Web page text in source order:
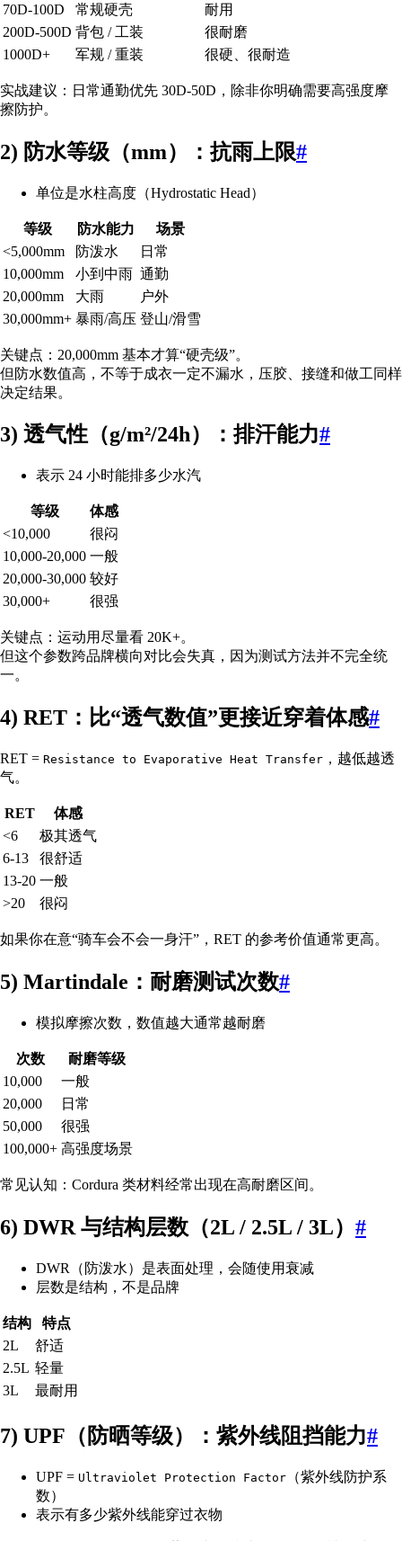
70D-100D
常规硬壳
耐用
200D-500D 背包 / 工装
很耐磨
1000D+
军规 / 重装 很硬、很耐造
实战建议：日常通勤优先 30D-50D，除非你明确需要高强度摩
擦防护。
2) 防水等级（mm）：抗雨上限#
单位是水柱高度（Hydrostatic Head）
等级 防水能力
场景
<5,000mm
防泼水
日常
10,000mm
小到中雨 通勤
20,000mm
大雨
户外
30,000mm+ 暴雨/高压 登山/滑雪
关键点：20,000mm 基本才算“硬壳级”。
但防水数值高，不等于成衣一定不漏水，压胶、接缝和做工同样
决定结果。
3) 透气性（g/m²/24h）：排汗能力#
表示 24 小时能排多少水汽
等级
体感
<10,000
很闷
10,000-20,000 一般
20,000-30,000 较好
30,000+
很强
关键点：运动用尽量看 20K+。
但这个参数跨品牌横向对比会失真，因为测试方法并不完全统
一。
4) RET：比“透气数值”更接近穿着体感#
RET = Resistance to Evaporative Heat Transfer ，越低越透
气。
RET
体感
<6
极其透气
6-13
很舒适
13-20 一般
>20
很闷
如果你在意“骑车会不会一身汗”，RET 的参考价值通常更高。
5) Martindale：耐磨测试次数#
模拟摩擦次数，数值越大通常越耐磨
次数
耐磨等级
10,000
一般
20,000
日常
50,000
很强
100,000+ 高强度场景
常见认知：Cordura 类材料经常出现在高耐磨区间。
6) DWR 与结构层数（2L / 2.5L / 3L） #
DWR（防泼水）是表面处理，会随使用衰减
层数是结构，不是品牌
结构
特点
2L
舒适
2.5L 轻量
3L
最耐用
7) UPF（防晒等级）：紫外线阻挡能力#
UPF = Ultraviolet Protection Factor （紫外线防护系
数）
表示有多少紫外线能穿过衣物